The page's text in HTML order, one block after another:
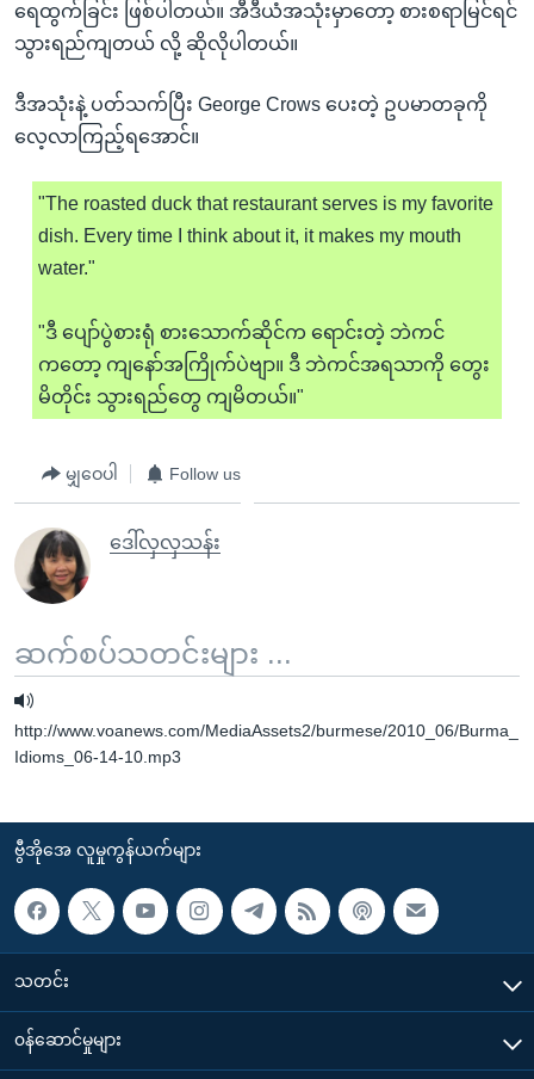
ရေထွက်ခြင်း ဖြစ်ပါတယ်။ အီဒီယံအသုံးမှာတော့ စားစရာမြင်ရင်
သွားရည်ကျတယ် လို့ ဆိုလိုပါတယ်။
ဒီအသုံးနဲ့ ပတ်သက်ပြီး George Crows ပေးတဲ့ ဥပမာတခုကို
လေ့လာကြည့်ရအောင်။
"The roasted duck that restaurant serves is my favorite
dish. Every time I think about it, it makes my mouth
water."
"ဒီ ပျော်ပွဲစားရုံ စားသောက်ဆိုင်က ရောင်းတဲ့ ဘဲကင်
ကတော့ ကျနော်အကြိုက်ပဲဗျာ။ ဒီ ဘဲကင်အရသာကို တွေး
မိတိုင်း သွားရည်တွေ ကျမိတယ်။"
မျှဝေပါ Follow us
ဒေါ်လှလှသန်း
ဆက်စပ်သတင်းများ ...
http://www.voanews.com/MediaAssets2/burmese/2010_06/Burma_
Idioms_06-14-10.mp3
ဗွီအိုအေ လူမှုကွန်ယက်များ
သတင်း
၀န်ဆောင်မှုများ